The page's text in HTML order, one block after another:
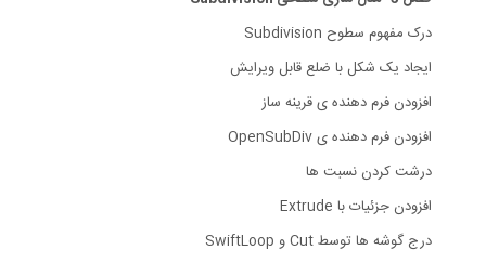
درک مفهوم سطوح Subdivision
ایجاد یک شکل با ضلع قابل ویرایش
افزودن فرم دهنده ی قرینه ساز
افزودن فرم دهنده ی OpenSubDiv
درشت کردن نسبت ها
افزودن جزئیات با Extrude
درج گوشه ها توسط Cut و SwiftLoop